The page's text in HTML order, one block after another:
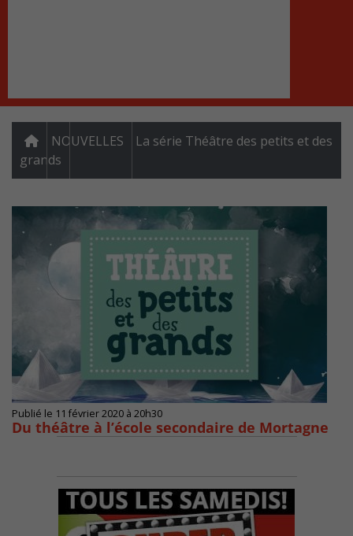
NOUVELLES
La série Théâtre des petits et des
grands
Publié le 11 février 2020 à 20h30
Du théâtre à l’école secondaire de Mortagne